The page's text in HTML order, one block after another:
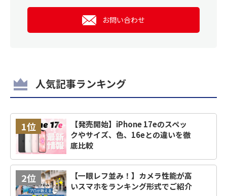
お問い合わせ
人気記事ランキング
1位
【発売開始】iPhone 17eのスペッ
クやサイズ、色、16eとの違いを徹
底比較
2位
【一眼レフ並み！】カメラ性能が高
いスマホをランキング形式でご紹介